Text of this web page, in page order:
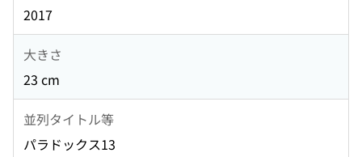
2017
大きさ
23 cm
並列タイトル等
パラドックス13